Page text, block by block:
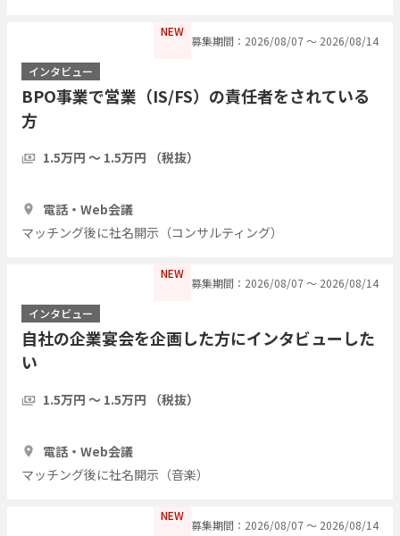
NEW
募集期間：2026/08/07 〜 2026/08/14
インタビュー
BPO事業で営業（IS/FS）の責任者をされている
方
1.5万円 〜 1.5万円 （税抜）
電話・Web会議
マッチング後に社名開示（コンサルティング）
NEW
募集期間：2026/08/07 〜 2026/08/14
インタビュー
自社の企業宴会を企画した方にインタビューした
い
1.5万円 〜 1.5万円 （税抜）
電話・Web会議
マッチング後に社名開示（音楽）
NEW
募集期間：2026/08/07 〜 2026/08/14